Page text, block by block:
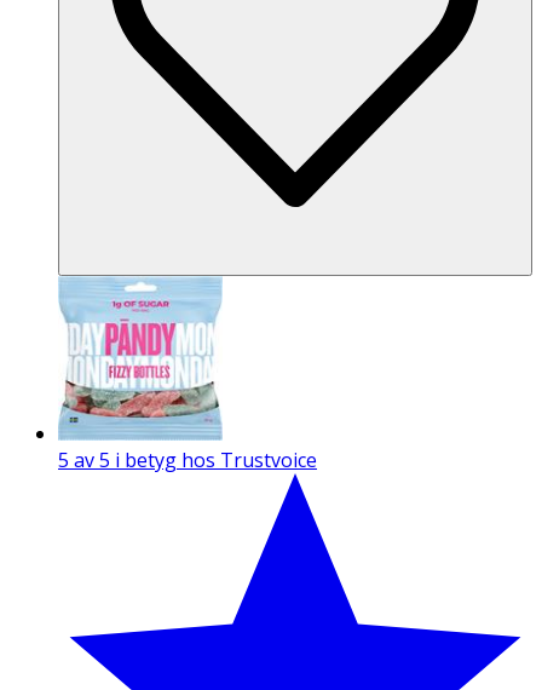
5 av 5 i betyg hos Trustvoice